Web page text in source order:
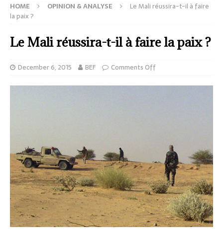
HOME OPINION & ANALYSE
Le Mali réussira-t-il à faire
la paix ?
Le Mali réussira-t-il à faire la paix ?
December 6, 2015 BEF Comments Off